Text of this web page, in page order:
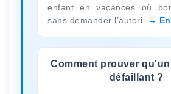
enfant en vacances où
sans demander l’autori
Comment prouver
défaillant ?